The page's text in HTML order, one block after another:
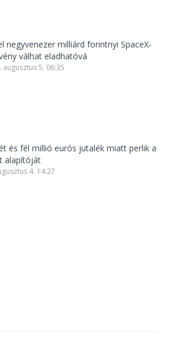
negyvenezer milliárd forintnyi SpaceX-
válhat eladhatóvá
augusztus 5. 06:35
és fél millió eurós jutalék miatt perlik a
alapítóját
4. 14:27